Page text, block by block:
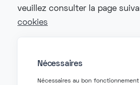
veuillez consulter la page
cookies
Nécessaires
Nécessaires au bon